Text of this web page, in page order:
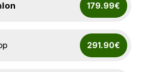
179.99€
291.90€